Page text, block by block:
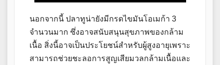
นอกจากนี้ ปลาทูน่ายังมีกรดไขมันโอเมก้า 3
จำนวนมาก ซึ่งอาจสนับสนุนสุขภาพของกล้าม
เนื้อ สิ่งนี้อาจเป็นประโยชน์สำหรับผู้สูงอายุเพราะ
สามารถช่วยชะลอการสูญเสียมวลกล้ามเนื้อและ